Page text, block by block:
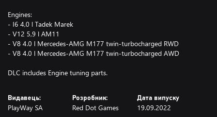
Engines:
- I6 4,0 l Tadek Marek
- V12 5,9 l AM11
- V8 4.0 l Mercedes-AMG M177 twin-turbocharged RWD
- V8 4.0 l Mercedes-AMG M177 twin-turbocharged AWD
DLC includes Engine tuning parts.
Видавець:
PlayWay SA
Розробник:
Red Dot Games
Дата випуску
19.09.2022